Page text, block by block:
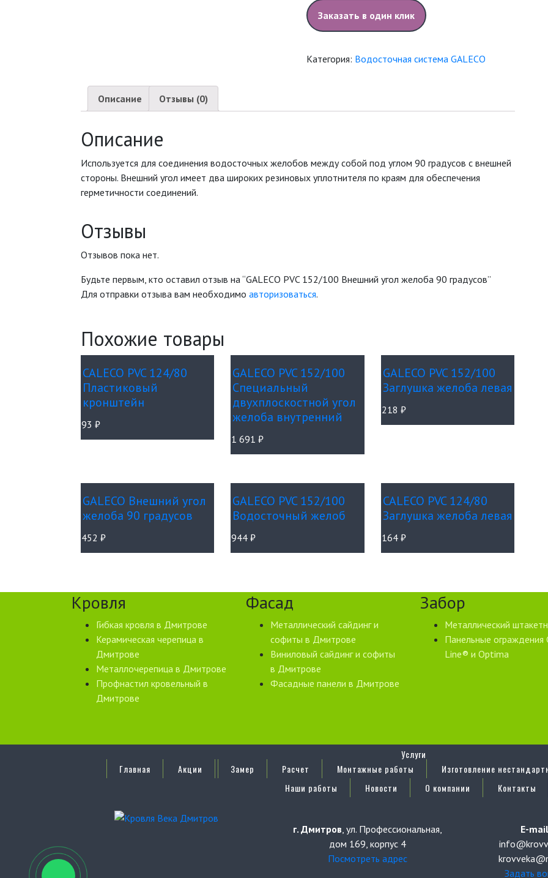
Заказать в один клик
Категория: Водосточная система GALECO
Описание Отзывы (0)
Описание
Используется для соединения водосточных желобов между собой под углом 90 градусов с внешней
стороны. Внешний угол имеет два широких резиновых уплотнителя по краям для обеспечения
герметичности соединений.
Отзывы
Отзывов пока нет.
Будьте первым, кто оставил отзыв на “GALECO PVC 152/100 Внешний угол желоба 90 градусов”
Для отправки отзыва вам необходимо авторизоваться.
Похожие товары
CALECO PVC 124/80
Пластиковый
кронштейн
93 ₽
GALECO PVC 152/100
Специальный
двухплоскостной угол
желоба внутренний
1 691₽
GALECO PVC 152/100
Заглушка желоба левая
218 ₽
GALECO Внешний угол
желоба 90 градусов
452 ₽
GALECO PVC 152/100
Водосточный желоб
944₽
CALECO PVC 124/80
Заглушка желоба левая
164 ₽
Кровля
Гибкая кровля в Дмитрове
Керамическая черепица в
Дмитрове
Металлочерепица в Дмитрове
Профнастил кровельный в
Дмитрове
Фасад
Металлический сайдинг и
софиты в Дмитрове
Виниловый сайдинг и софиты
в Дмитрове
Фасадные панели в Дмитрове
Забор
Металлический
Панельные ограждения
Line® и Optima
Главная Акции
Услуги
Замер
Расчет Монтажные работы Изготовление
Наши работы
Новости О компании Контакты
г. Дмитров, ул. Профессиональная,
дом 169, корпус 4
Посмотреть адрес
E-
Задать